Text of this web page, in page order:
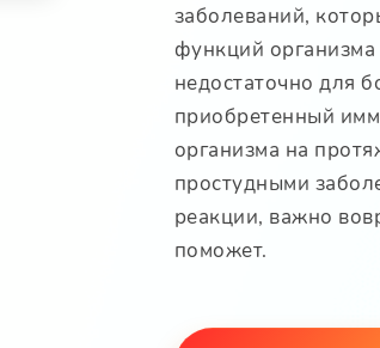
заболеваний,
функций
недостаточно для
приобретенный
организма на
простудными
реакции, важно
поможет.